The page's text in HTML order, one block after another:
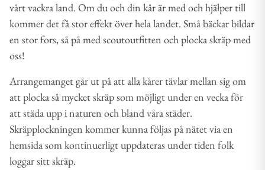
vårt vackra land. Om du och din kår är med och hjälper till
kommer det få stor effekt över hela landet. Små bäckar bildar
en stor fors, så på med scoutoutfitten och plocka skräp med
oss!
Arrangemanget går ut på att alla kårer tävlar mellan sig om
att plocka så mycket skräp som möjligt under en vecka för
att städa upp i naturen och bland våra städer.
Skräpplockningen kommer kunna följas på nätet via en
hemsida som kontinuerligt uppdateras under tiden folk
loggar sitt skräp.